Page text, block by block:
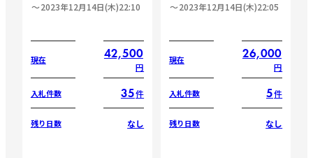
2023年12月14日(木)22:10
現在 42,500
円
入札件数 35件
残り日数 なし
2023年12月14日(木)22:05
現在 26,000
円
入札件数 5件
残り日数 なし